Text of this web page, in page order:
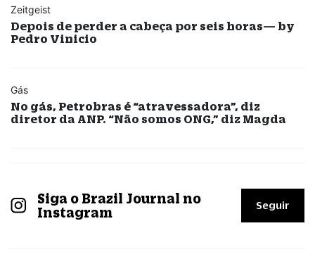
Zeitgeist
Depois de perder a cabeça por seis horas— by
Pedro Vinicio
Gás
No gás, Petrobras é “atravessadora”, diz
diretor da ANP. “Não somos ONG,” diz Magda
Siga o Brazil Journal no
Instagram
Seguir